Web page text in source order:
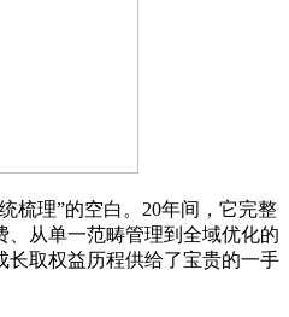
理”的空白。20年间，它完整
从单一范畴管理到全域优化的
长取权益历程供给了宝贵的一手